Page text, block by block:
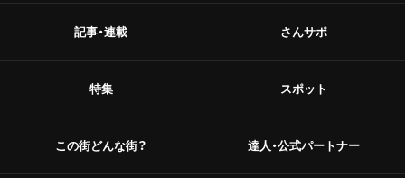
記事・連載
特集
この街どんな街？
さんサポ
スポット
達人・公式パートナー